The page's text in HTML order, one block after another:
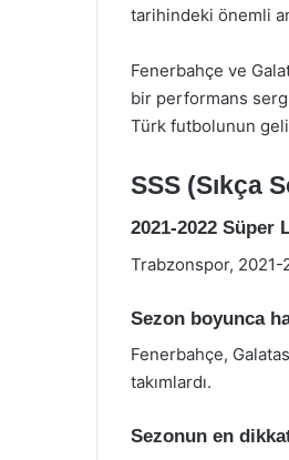
tarihindeki önemli
Fenerbahçe ve
bir performans
Türk futbolunun
SSS (Sıkça
2021-2022 Süper
Trabzonspor,
Sezon boyunca
Fenerbahçe,
takımlardı.
Sezonun en